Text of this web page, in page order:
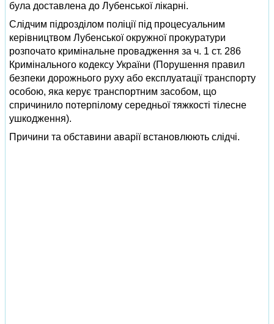
була доставлена до Лубенської лікарні.
Слідчим підрозділом поліції під процесуальним
керівництвом Лубенської окружної прокуратури
розпочато кримінальне провадження за ч. 1 ст. 286
Кримінального кодексу України (Порушення правил
безпеки дорожнього руху або експлуатації транспорту
особою, яка керує транспортним засобом, що
спричинило потерпілому середньої тяжкості тілесне
ушкодження).
Причини та обставини аварії встановлюють слідчі.